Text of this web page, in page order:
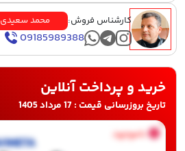
کارشناس فروش: محمد سعیدی
09185989388
خرید و پرداخت آنلاین
تاریخ بروزرسانی قیمت : 17 مرداد 1405
ناموجود